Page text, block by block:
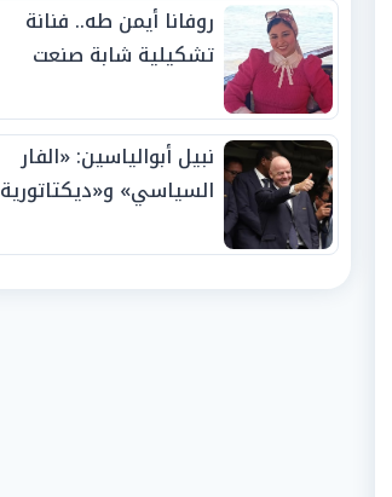
روفانا أيمن طه.. فنانة
تشكيلية شابة صنعت
الجوائز منذ الصغر
نبيل أبوالياسين: «الفار
السياسي» و«ديكتاتورية
الفيفا».. وإقالة